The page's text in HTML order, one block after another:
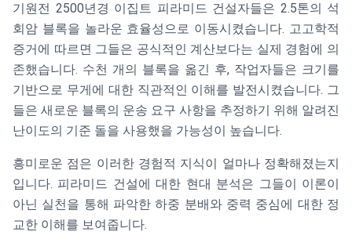
기원전 2500년경 이집트 피라미드 건설자들은 2.5톤의 석
회암 블록을 놀라운 효율성으로 이동시켰습니다. 고고학적
증거에 따르면 그들은 공식적인 계산보다는 실제 경험에 의
존했습니다. 수천 개의 블록을 옮긴 후, 작업자들은 크기를
기반으로 무게에 대한 직관적인 이해를 발전시켰습니다. 그
들은 새로운 블록의 운송 요구 사항을 추정하기 위해 알려진
난이도의 기준 돌을 사용했을 가능성이 높습니다.
흥미로운 점은 이러한 경험적 지식이 얼마나 정확해졌는지
입니다. 피라미드 건설에 대한 현대 분석은 그들이 이론이
아닌 실천을 통해 파악한 하중 분배와 중력 중심에 대한 정
교한 이해를 보여줍니다.